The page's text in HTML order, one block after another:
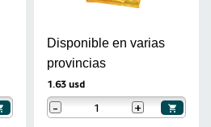
Disponible en varias
provincias
1.63 usd
- +